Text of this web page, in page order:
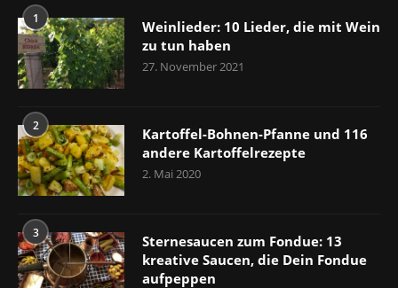
1
Weinlieder: 10 Lieder, die mit Wein
zu tun haben
27. November 2021
2
Kartoffel-Bohnen-Pfanne und 116
andere Kartoffelrezepte
2. Mai 2020
3
Sternesaucen zum Fondue: 13
kreative Saucen, die Dein Fondue
aufpeppen